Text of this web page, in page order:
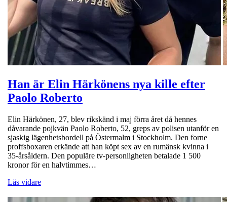
Han är Elin Härkönens nya kille efter
Paolo Roberto
Elin Härkönen, 27, blev rikskänd i maj förra året då hennes
dåvarande pojkvän Paolo Roberto, 52, greps av polisen utanför en
sjaskig lägenhetsbordell på Östermalm i Stockholm. Den forne
proffsboxaren erkände att han köpt sex av en rumänsk kvinna i
35-årsåldern. Den populäre tv-personligheten betalade 1 500
kronor för en halvtimmes…
Läs vidare